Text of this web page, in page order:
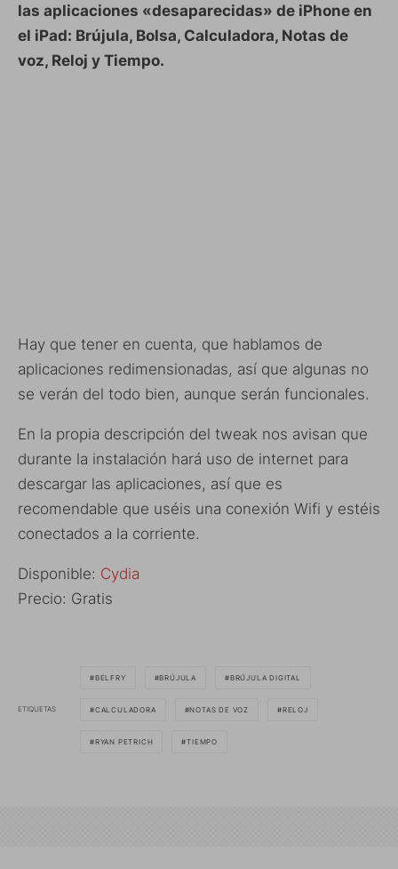
las aplicaciones «desaparecidas» de iPhone en
el iPad: Brújula, Bolsa, Calculadora, Notas de
voz, Reloj y Tiempo.
Hay que tener en cuenta, que hablamos de
aplicaciones redimensionadas, así que algunas no
se verán del todo bien, aunque serán funcionales.
En la propia descripción del tweak nos avisan que
durante la instalación hará uso de internet para
descargar las aplicaciones, así que es
recomendable que uséis una conexión Wifi y estéis
conectados a la corriente.
Disponible: Cydia
Precio: Gratis
ETIQUETAS
BELFRY BRÚJULA BRÚJULA DIGITAL
CALCULADORA NOTAS DE VOZ RELOJ
RYAN PETRICH TIEMPO